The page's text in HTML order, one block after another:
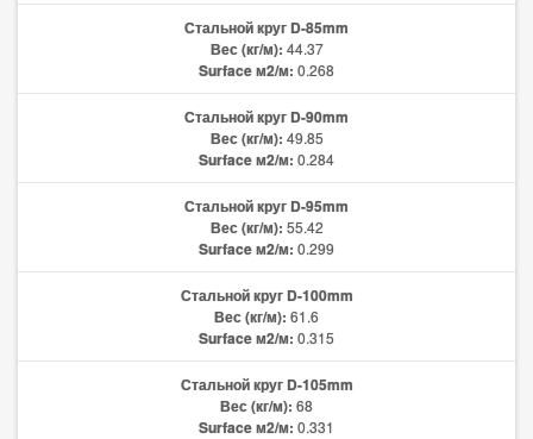
Стальной круг D-85mm
Вес (кг/м): 44.37
Surface м2/м: 0.268
Стальной круг D-90mm
Вес (кг/м): 49.85
Surface м2/м: 0.284
Стальной круг D-95mm
Вес (кг/м): 55.42
Surface м2/м: 0.299
Стальной круг D-100mm
Вес (кг/м): 61.6
Surface м2/м: 0.315
Стальной круг D-105mm
Вес (кг/м): 68
Surface м2/м: 0.331